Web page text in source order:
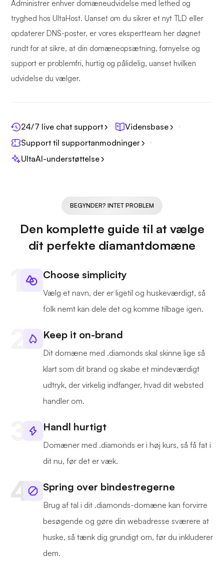
Administrer enhver domæneudvidelse med lethed og
tryghed hos UltaHost. Uanset om du sikrer et nyt TLD eller
opdaterer DNS-poster, er vores ekspertteam her døgnet
rundt for at sikre, at din domæneopsætning, fornyelse og
support er problemfri, hurtig og pålidelig, uanset hvilken
udvidelse du vælger.
24/7 live chat support
Vidensbase
Support til supportanmodninger
UltaAI-understøttelse
BEGYNDER? INTET PROBLEM
Den komplette guide til at vælge
dit perfekte diamantdomæne
Choose simplicity
Vælg et navn, der er ligetil og huskeværdigt, så
folk nemt kan dele det og komme tilbage igen.
Keep it on-brand
Dit domæne med .diamonds skal skinne lige så
klart som dit brand og skabe et mindeværdigt
udtryk, der virkelig indfanger, hvad dit websted
handler om.
Handl hurtigt
Domæner med .diamonds er i høj kurs, så få fat i
dit nu, før det er væk.
Spring over bindestregerne
Brug af tal i dit .diamonds-domæne kan forvirre
besøgende og gøre din webadresse sværere at
huske, så tænk dig grundigt om, før du inkluderer
dem.